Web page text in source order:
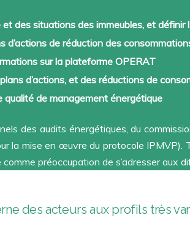
des situations des immeubles, et définir
d’actions de réduction des
sur la plateforme OPERAT
d’actions, et des réductions de
qualité de management énergétique
des audits énergétiques, du
la mise en œuvre du protocole
préoccupation de s’adresser
des acteurs aux profils très